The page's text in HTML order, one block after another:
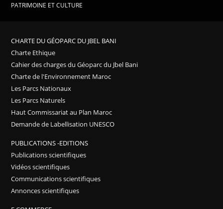
PATRIMOINE ET CULTURE
CHARTE DU GÉOPARC DU JBEL BANI
Charte Ethique
Cahier des charges du Géoparc du Jbel Bani
Charte de l'Environnement Maroc
Les Parcs Nationaux
Les Parcs Naturels
Haut Commissariat au Plan Maroc
Demande de Labellisation UNESCO
PUBLICATIONS -EDITIONS
Publications scientifiques
Vidéos scientifiques
Communications scientifiques
Annonces scientifiques